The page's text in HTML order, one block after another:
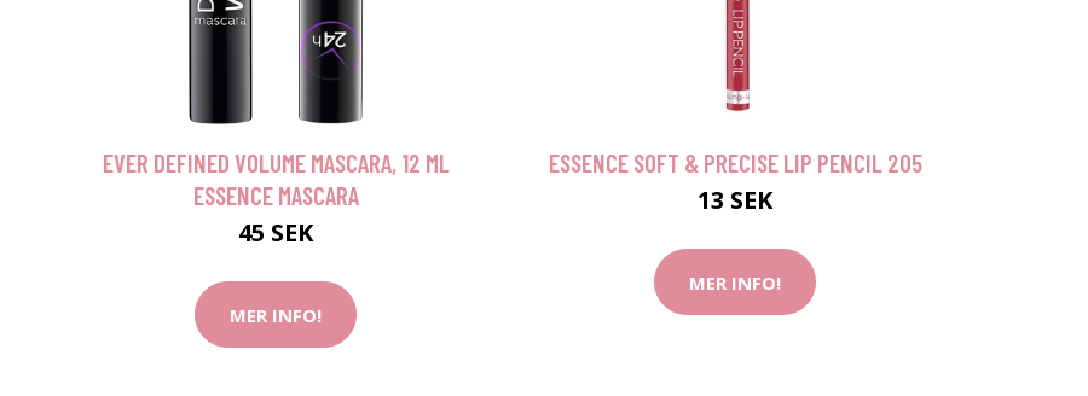
EVER DEFINED VOLUME MASCARA, 12 ML
ESSENCE MASCARA
45 SEK
MER INFO!
ESSENCE SOFT & PRECISE LIP PENCIL 205
13 SEK
MER INFO!